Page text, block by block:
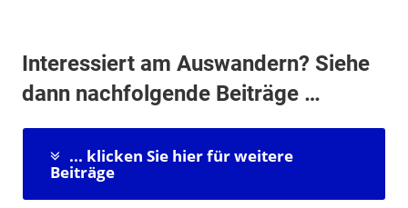
Interessiert am Auswandern? Siehe
dann nachfolgende Beiträge …
... klicken Sie hier für weitere
Beiträge